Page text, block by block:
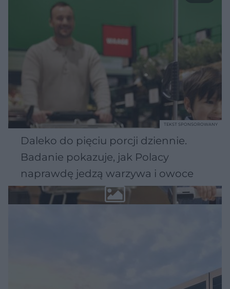
Daleko do pięciu porcji dziennie.
Badanie pokazuje, jak Polacy
naprawdę jedzą warzywa i owoce
TEKST SPONSOROWANY